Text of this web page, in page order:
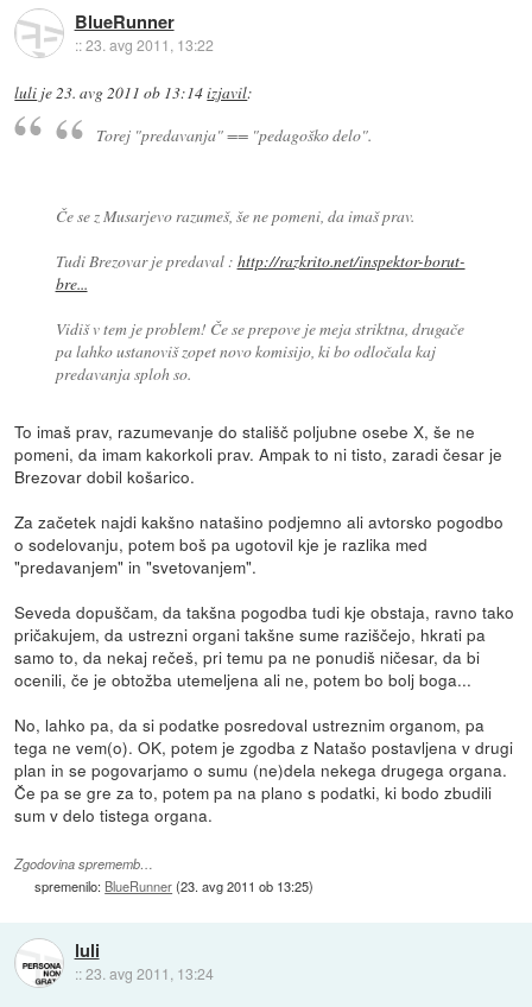
BlueRunner
::23. avg 2011, 13:22
luli je 23. avg 2011 ob 13:14izjavil:
Torej "predavanja" == "pedagoško delo".
Če se z Musarjevo razumeš, še ne pomeni, da imaš prav.
Tudi Brezovar je predaval : http://razkrito.net/inspektor-borut-
bre...
Vidiš v tem je problem! Če se prepove je meja striktna, drugače
pa lahko ustanoviš zopet novo komisijo, ki bo odločala kaj
predavanja sploh so.
To imaš prav, razumevanje do stališč poljubne osebe X, še ne
pomeni, da imam kakorkoli prav. Ampak to ni tisto, zaradi česar je
Brezovar dobil košarico.
Za začetek najdi kakšno natašino podjemno ali avtorsko pogodbo
o sodelovanju, potem boš pa ugotovil kje je razlika med
"predavanjem" in "svetovanjem".
Seveda dopuščam, da takšna pogodba tudi kje obstaja, ravno tako
pričakujem, da ustrezni organi takšne sume raziščejo, hkrati pa
samo to, da nekaj rečeš, pri temu pa ne ponudiš ničesar, da bi
ocenili, če je obtožba utemeljena ali ne, potem bo bolj boga...
No, lahko pa, da si podatke posredoval ustreznim organom, pa
tega ne vem(o). OK, potem je zgodba z Natašo postavljena v drugi
plan in se pogovarjamo o sumu (ne)dela nekega drugega organa.
Če pa se gre za to, potem pa na plano s podatki, ki bodo zbudili
sum v delo tistega organa.
Zgodovina sprememb…
spremenilo: BlueRunner(23. avg 2011 ob 13:25)
luli
::23. avg 2011, 13:24